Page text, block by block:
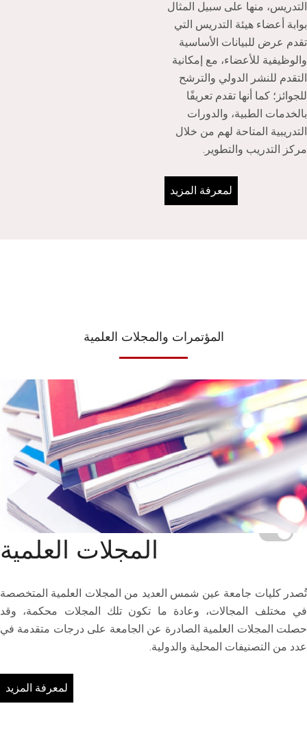
التدريس، منها على سبيل المثال
بوابة أعضاء هيئة التدريس التي
تقدم عرض للبيانات الأساسية
والوظيفية للأعضاء، مع إمكانية
التقدم للنشر الدولي والترشح
للجوائز؛ كما أنها تقدم تعريفًا
بالخدمات الطبية، والدورات
التدريبية المتاحة لهم من خلال
مركز التدريب والتطوير.
لمعرفة المزيد
المؤتمرات والمجلات العلمية
المجلات العلمية
تُصدر كليات جامعة عين شمس العديد من المجلات العلمية المتخصصة
في مختلف المجالات، وعادة ما تكون تلك المجلات محكمة، وقد
حصلت المجلات العلمية الصادرة عن الجامعة على درجات متقدمة في
عدد من التصنيفات المحلية والدولية.
لمعرفة المزيد